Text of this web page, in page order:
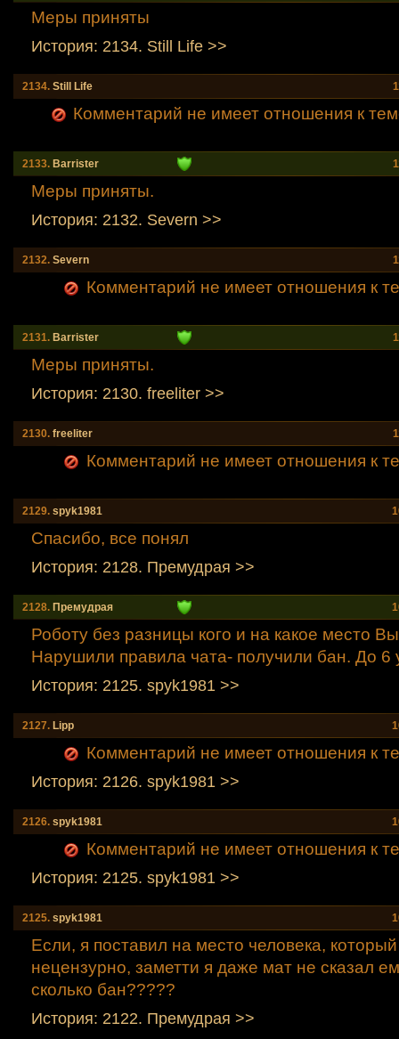
Меры приняты
История: 2134. Still Life >>
2134. Still Life
Комментарий не имеет отношения к
2133. Barrister
Меры приняты.
История: 2132. Severn >>
2132. Severn
Комментарий не имеет отношения к
2131. Barrister
Меры приняты.
История: 2130. freeliter >>
2130. freeliter
Комментарий не имеет отношения к
2129. spyk1981
Спасибо, все понял
История: 2128. Премудрая >>
2128. Премудрая
Роботу без разницы кого и на какое место
Нарушили правила чата- получили бан. До 6
История: 2125. spyk1981 >>
2127. Lipp
Комментарий не имеет отношения к
История: 2126. spyk1981 >>
2126. spyk1981
Комментарий не имеет отношения к
История: 2125. spyk1981 >>
2125. spyk1981
Если, я поставил на место человека,
нецензурно, заметти я даже мат не сказал
сколько бан?????
История: 2122. Премудрая >>